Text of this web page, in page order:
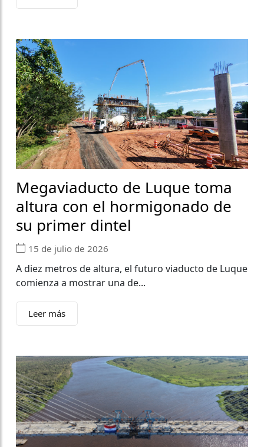
Megaviaducto de Luque toma
altura con el hormigonado de
su primer dintel
15 de julio de 2026
A diez metros de altura, el futuro viaducto de Luque
comienza a mostrar una de...
Leer más